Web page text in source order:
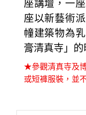
座講壇，一
座以新藝術
幢建築物為
膏清真寺」的
★參觀清真寺及
或短褲服裝，並